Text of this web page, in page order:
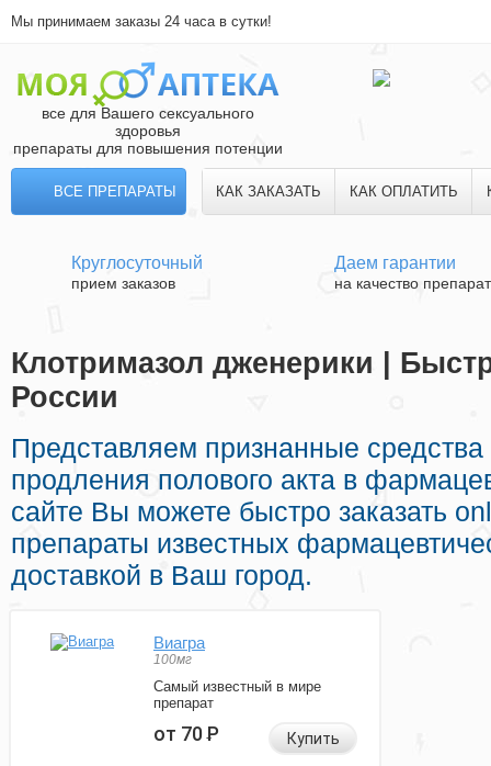
Мы принимаем заказы 24 часа в сутки!
все для Вашего сексуального
здоровья
препараты для повышения потенции
ВСЕ ПРЕПАРАТЫ КАК ЗАКАЗАТЬ КАК ОПЛАТИТЬ
Круглосуточный
прием заказов
Даем гарантии
на качество
Клотримазол дженерики |
России
Представляем признанные
продления полового акта в
сайте Вы можете быстро заказать
препараты известных
доставкой в Ваш город.
Виагра
100мг
Самый известный в мире
препарат
от 70Р Купить